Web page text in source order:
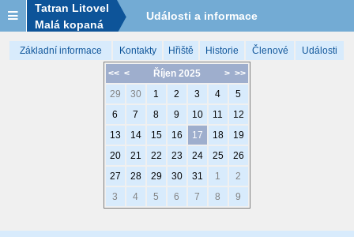
Tatran Litovel
Malá kopaná
Události a informace
Základní informace Kontakty Hřiště Historie Členové Události
<< < > >>
Říjen 2025
29
30 1 2 3 4
5
6
7 8 9 10 11
12
13
14 15 16 17 18
19
20
21 22 23 24 25
26
27
28 29 30 31 1
2
3
4 5 6 7 8 9